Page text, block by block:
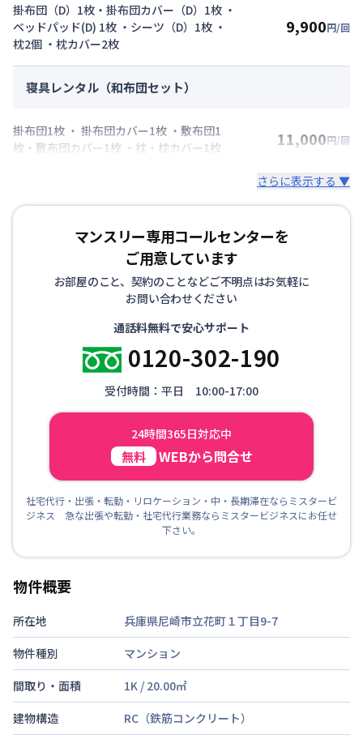
掛布団（D）1枚・掛布団カバー（D）1枚 ・
ベッドパッド(D) 1枚 ・シーツ（D）1枚 ・
枕2個 ・枕カバー2枚
9,900円/回
寝具レンタル（和布団セット）
掛布団1枚 ・ 掛布団カバー1枚 ・敷布団1
枚・敷布団カバー1枚 ・枕・枕カバー1枚
11,000円/回
さらに表示する ▼
マンスリー専用コールセンターを
ご用意しています
お部屋のこと、契約のことなどご不明点はお気軽に
お問い合わせください
通話料無料で安心サポート
0120-302-190
受付時間：平日 10:00-17:00
24時間365日対応中
無料 WEBから問合せ
社宅代行・出張・転勤・リロケーション・中・長期滞在ならミスタービ
ジネス 急な出張や転勤・社宅代行業務ならミスタービジネスにお任せ
下さい。
物件概要
所在地
兵庫県尼崎市立花町１丁目9-7
物件種別
マンション
間取り・面積
1K / 20.00㎡
建物構造
RC（鉄筋コンクリート）